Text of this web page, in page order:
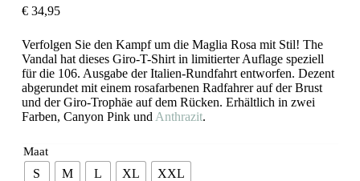
€34,95
Verfolgen Sie den Kampf um die Maglia Rosa mit Stil! The
Vandal hat dieses Giro-T-Shirt in limitierter Auflage speziell
für die 106. Ausgabe der Italien-Rundfahrt entworfen. Dezent
abgerundet mit einem rosafarbenen Radfahrer auf der Brust
und der Giro-Trophäe auf dem Rücken. Erhältlich in zwei
Farben, Canyon Pink und Anthrazit.
Maat
S M L XL XXL